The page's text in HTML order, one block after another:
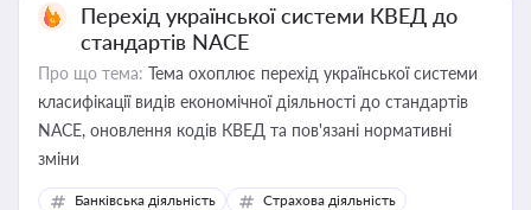
Перехід української системи КВЕД до
стандартів NACE
Про що тема: Тема охоплює перехід української системи
класифікації видів економічної діяльності до стандартів
NACE, оновлення кодів КВЕД та пов'язані нормативні
зміни
Банківська діяльність
Страхова діяльність